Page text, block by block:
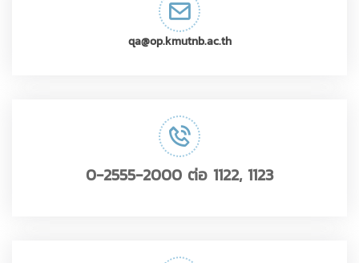
qa@op.kmutnb.ac.th
0-2555-2000 ต่อ 1122, 1123